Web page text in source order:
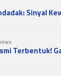
Sinyal
Terbentuk!